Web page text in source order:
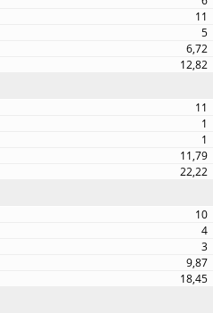
11
5
6,72
12,82
11
1
1
11,79
22,22
10
4
3
9,87
18,45